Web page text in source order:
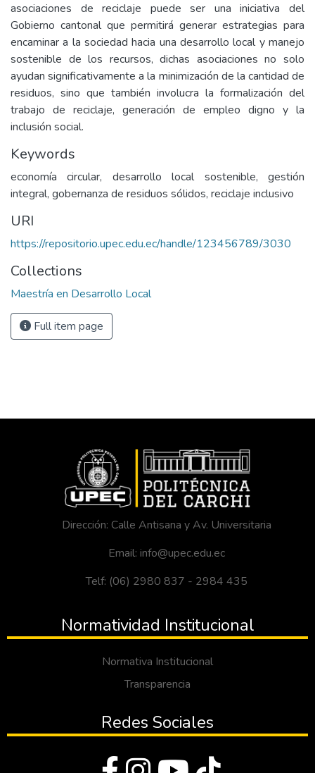
asociaciones de reciclaje puede ser una iniciativa del
Gobierno cantonal que permitirá generar estrategias para
encaminar a la sociedad hacia una desarrollo local y manejo
sostenible de los recursos, dichas asociaciones no solo
ayudan significativamente a la minimización de la cantidad de
residuos, sino que también involucra la formalización del
trabajo de reciclaje, generación de empleo digno y la
inclusión social.
Keywords
economía circular, desarrollo local sostenible, gestión
integral, gobernanza de residuos sólidos, reciclaje inclusivo
URI
https://repositorio.upec.edu.ec/handle/123456789/3030
Collections
Maestría en Desarrollo Local
Full item page
Dirección: Calle Antisana y Av. Universitaria
Email: info@upec.edu.ec
Telf: (06) 2980 837 - 2984 435
Normatividad Institucional
Normativa Institucional
Transparencia
Redes Sociales